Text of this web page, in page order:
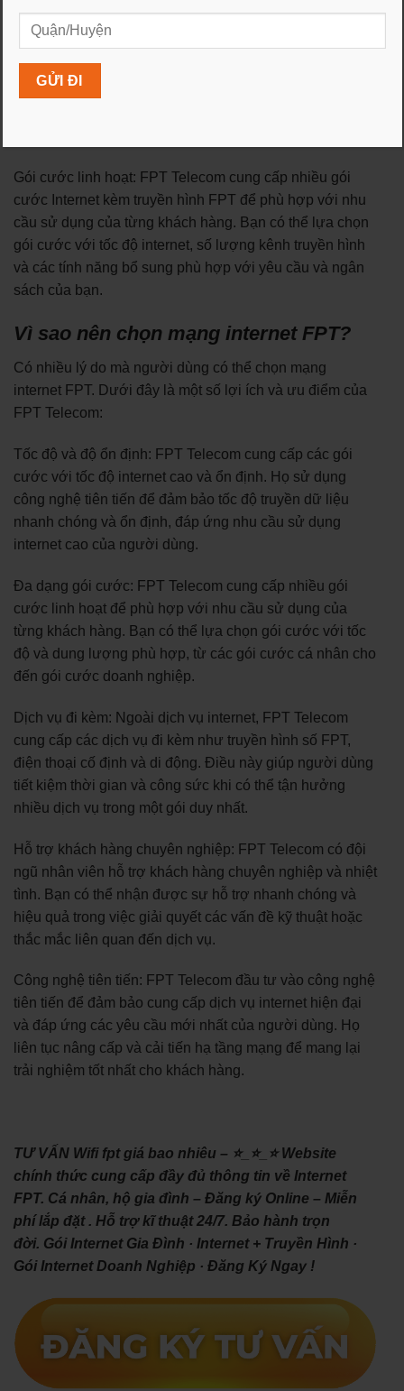
Tiện ích và tính năng: Gói cước này cung cấp nhiều tiện
ích và tính năng hấp dẫn như ghi lại chương trình, xem
Gói cước linh hoạt: FPT Telecom cung cấp nhiều gói
cước Internet kèm truyền hình FPT để phù hợp với nhu
cầu sử dụng của từng khách hàng. Bạn có thể lựa chọn
gói cước với tốc độ internet, số lượng kênh truyền hình
và các tính năng bổ sung phù hợp với yêu cầu và ngân
sách của bạn.
Vì sao nên chọn mạng internet FPT?
Có nhiều lý do mà người dùng có thể chọn mạng
internet FPT. Dưới đây là một số lợi ích và ưu điểm của
FPT Telecom:
Tốc độ và độ ổn định: FPT Telecom cung cấp các gói
cước với tốc độ internet cao và ổn định. Họ sử dụng
công nghệ tiên tiến để đảm bảo tốc độ truyền dữ liệu
nhanh chóng và ổn định, đáp ứng nhu cầu sử dụng
internet cao của người dùng.
Đa dạng gói cước: FPT Telecom cung cấp nhiều gói
cước linh hoạt để phù hợp với nhu cầu sử dụng của
từng khách hàng. Bạn có thể lựa chọn gói cước với tốc
độ và dung lượng phù hợp, từ các gói cước cá nhân cho
đến gói cước doanh nghiệp.
Dịch vụ đi kèm: Ngoài dịch vụ internet, FPT Telecom
cung cấp các dịch vụ đi kèm như truyền hình số FPT,
điện thoại cố định và di động. Điều này giúp người dùng
tiết kiệm thời gian và công sức khi có thể tận hưởng
nhiều dịch vụ trong một gói duy nhất.
Hỗ trợ khách hàng chuyên nghiệp: FPT Telecom có đội
ngũ nhân viên hỗ trợ khách hàng chuyên nghiệp và nhiệt
tình. Bạn có thể nhận được sự hỗ trợ nhanh chóng và
hiệu quả trong việc giải quyết các vấn đề kỹ thuật hoặc
thắc mắc liên quan đến dịch vụ.
Công nghệ tiên tiến: FPT Telecom đầu tư vào công nghệ
tiên tiến để đảm bảo cung cấp dịch vụ internet hiện đại
và đáp ứng các yêu cầu mới nhất của người dùng. Họ
liên tục nâng cấp và cải tiến hạ tầng mạng để mang lại
trải nghiệm tốt nhất cho khách hàng.
TƯ VẤN Wifi fpt giá bao nhiêu – ⭐_⭐_⭐ Website
chính thức cung cấp đầy đủ thông tin về Internet
FPT. Cá nhân, hộ gia đình – Đăng ký Online – Miễn
phí lắp đặt . Hỗ trợ kĩ thuật 24/7. Bảo hành trọn
đời. ‎Gói Internet Gia Đình · ‎Internet + Truyền Hình ·
‎Gói Internet Doanh Nghiệp · ‎Đăng Ký Ngay !